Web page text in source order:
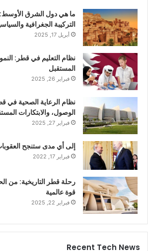
ما هي دول الشرق الأوسط:
التركيبة الجغرافية
أبريل 17, 2025
نظام التعليم في قطر:
المستقبل
فبراير 26, 2025
نظام الرعاية الصحية في
الوصول، والابتكارات
فبراير 27, 2025
إلى أي مدى ستنجح
فبراير 17, 2022
رحلة قطر التاريخية: من
قوة عالمية
فبراير 22, 2025
Recent Tech News